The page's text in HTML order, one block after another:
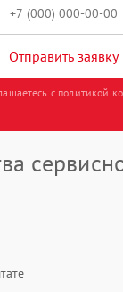
Отправить заявку
с политикой